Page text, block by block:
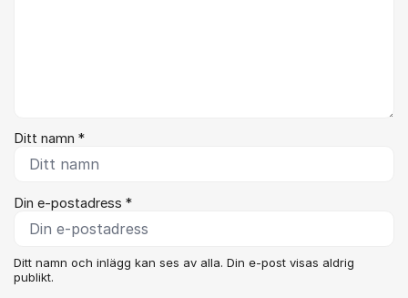
Ditt namn *
Din e-postadress *
Ditt namn och inlägg kan ses av alla. Din e-post visas aldrig
publikt.